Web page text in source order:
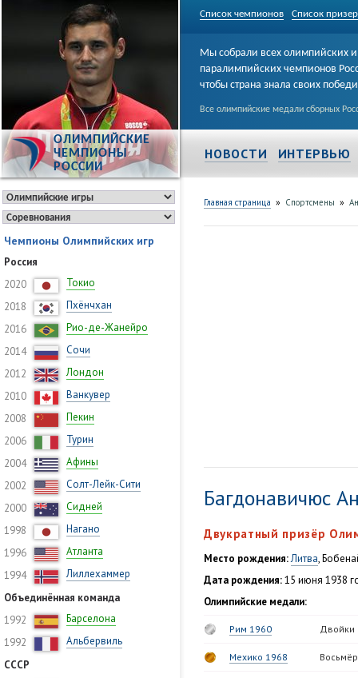
Список чемпионов Список
ОЛИМПИЙСКИЕ
ЧЕМПИОНЫ
РОССИИ
Мы собрали всех олимпийских и
паралимпийских чемпионов
чтобы страна знала своих
Все олимпийские медали сборных
НОВОСТИ ИНТЕРВЬЮ
Чемпионы Олимпийских игр
Россия
2020
Токио
2018
Пхёнчхан
2016
Рио-де-Жанейро
2014
Сочи
2012
Лондон
2010
Ванкувер
2008
Пекин
2006
Турин
2004
Афины
2002
Солт-Лейк-Сити
2000
Сидней
1998
Нагано
1996
Атланта
1994
Лиллехаммер
Объединённая команда
1992
Барселона
1992
Альбервиль
СССР
Главная страница » Спортсмены »
Багдонавичюс
Двукратный призёр
Место рождения:Литва,
Дата рождения:15 июня 1938
Олимпийские медали:
Рим 1960 Двойки
Мехико 1968